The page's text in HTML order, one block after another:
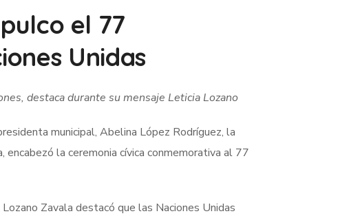
el 77
Unidas
destaca durante su mensaje Leticia Lozano
municipal, Abelina López Rodríguez, la
la ceremonia cívica conmemorativa al 77
Zavala destacó que las Naciones Unidas